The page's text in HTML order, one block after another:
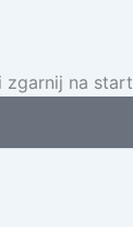
zgarnij na start